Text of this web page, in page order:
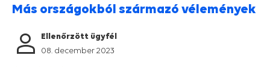
Más országokból származó vélemények
Ellenőrzött ügyfél
08. december 2023